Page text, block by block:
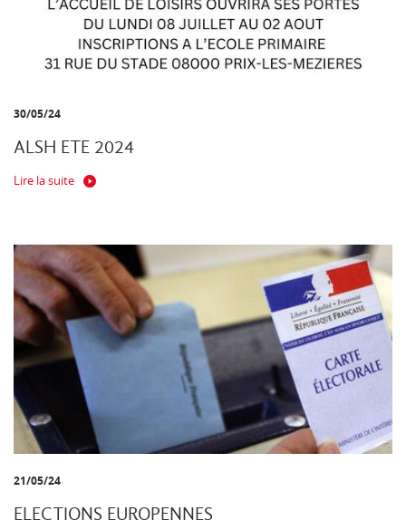
30/05/24
ALSH ETE 2024
Lire la suite
21/05/24
ELECTIONS EUROPENNES